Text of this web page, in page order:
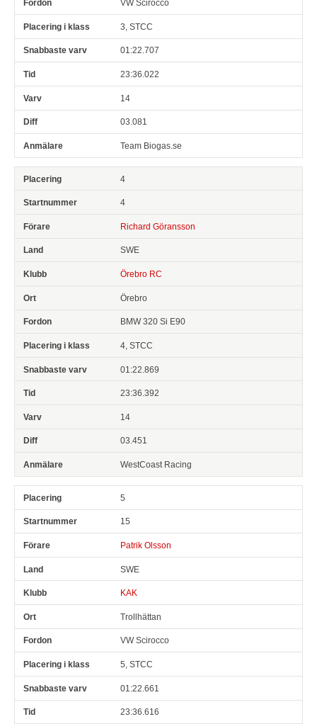
VW Scirocco
3, STCC
01:22.707
23:36.022
14
03.081
Team Biogas.se
4
4
Richard Göransson
SWE
Örebro RC
Örebro
BMW 320 Si E90
4, STCC
01:22.869
23:36.392
14
03.451
WestCoast Racing
5
15
Patrik Olsson
SWE
KAK
Trollhättan
VW Scirocco
5, STCC
01:22.661
23:36.616